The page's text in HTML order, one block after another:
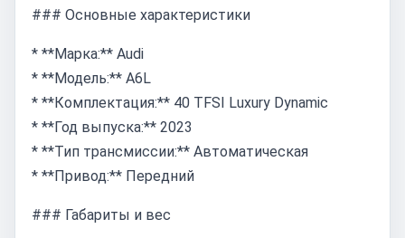
### Основные характеристики
* **Марка:** Audi
* **Модель:** A6L
* **Комплектация:** 40 TFSI Luxury Dynamic
* **Год выпуска:** 2023
* **Тип трансмиссии:** Автоматическая
* **Привод:** Передний
### Габариты и вес